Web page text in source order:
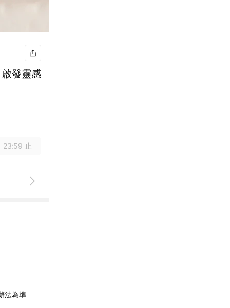
發靈感
23:59 止
法為準